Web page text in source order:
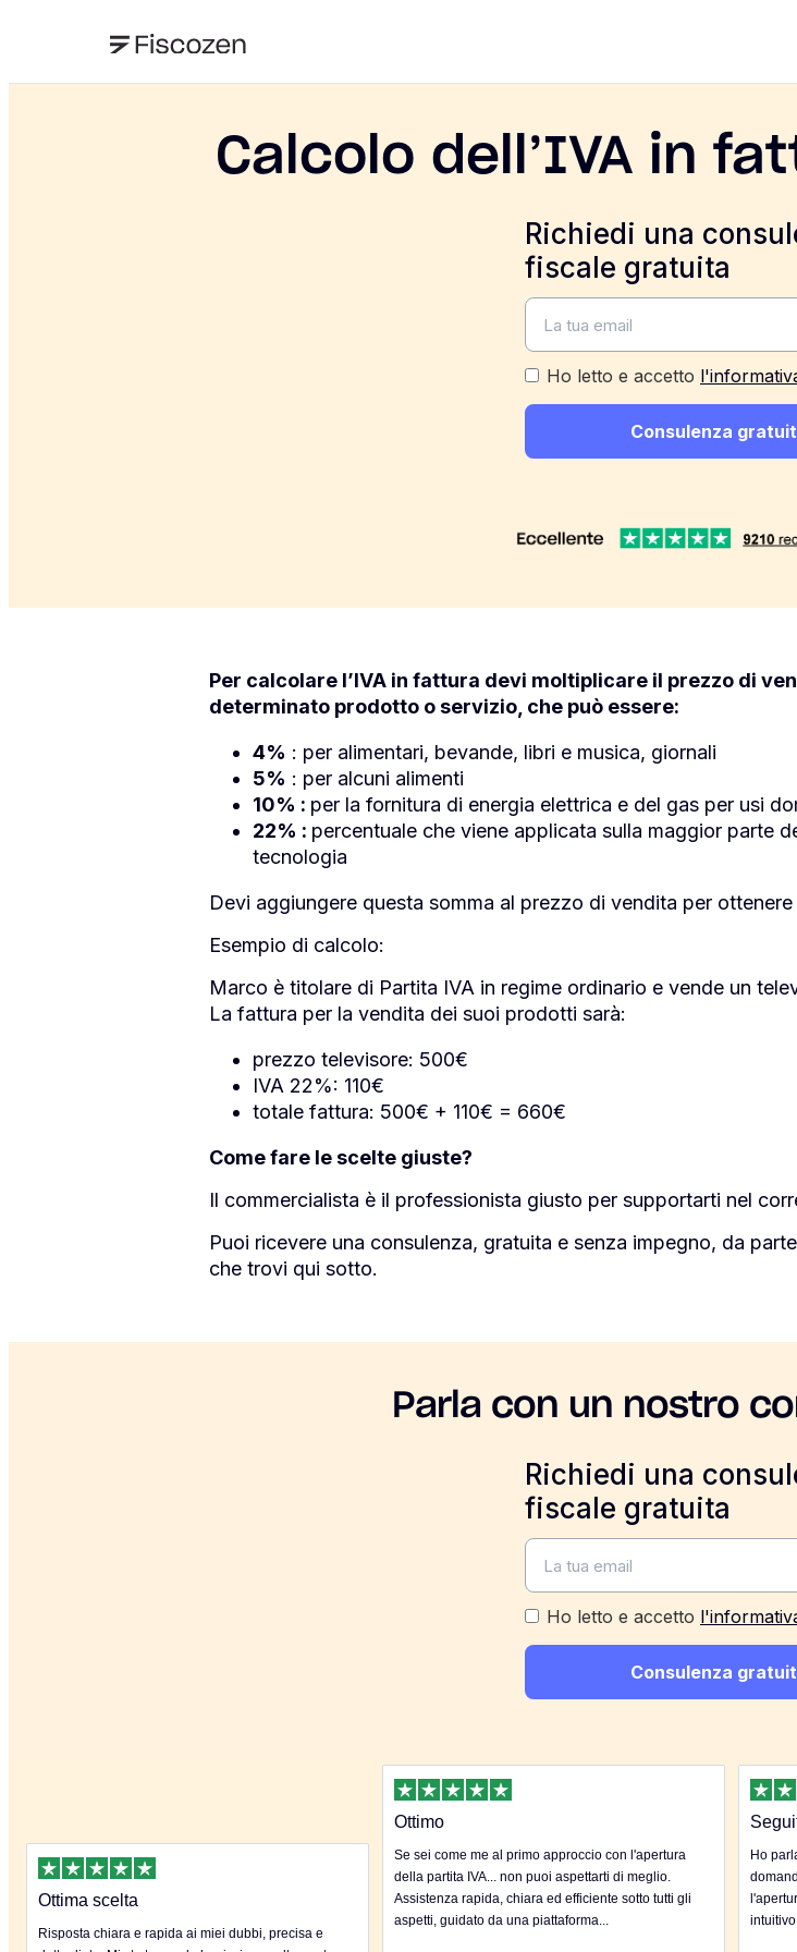
Calcolo dell’IVA in
Richiedi una
fiscale gratuita
Ho letto e accetto
Consulenza
Per calcolare l’IVA in fattura devi moltiplicare il prezzo di
determinato prodotto o servizio, che può essere:
4% : per alimentari, bevande, libri e musica, giornali
5% : per alcuni alimenti
10% : per la fornitura di energia elettrica e del gas per usi
22% : percentuale che viene applicata sulla maggior parte
tecnologia
Devi aggiungere questa somma al prezzo di vendita per
Esempio di calcolo:
Marco è titolare di Partita IVA in regime ordinario e vende un
La fattura per la vendita dei suoi prodotti sarà:
prezzo televisore: 500€
IVA 22%: 110€
totale fattura: 500€ + 110€ = 660€
Come fare le scelte giuste?
Il commercialista è il professionista giusto per supportarti nel
Puoi ricevere una consulenza, gratuita e senza impegno, da
che trovi qui sotto.
Parla con un nostro
Richiedi una
fiscale gratuita
Ho letto e accetto
Consulenza
Ottima scelta
Risposta chiara e rapida ai miei dubbi, precisa e
Ottimo
Se sei come me al primo approccio con l'apertura
della partita IVA... non puoi aspettarti di meglio.
Assistenza rapida, chiara ed efficiente sotto tutti gli
aspetti, guidato da una piattaforma...
Ho